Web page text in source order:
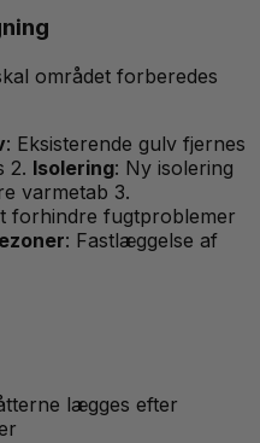
området forberedes
: Eksisterende gulv fjernes
2. Isolering: Ny isolering
varmetab 3.
forhindre fugtproblemer
: Fastlæggelse af
lægges efter